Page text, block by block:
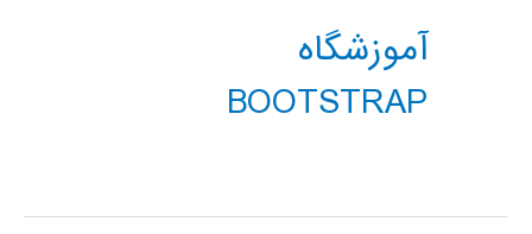
آموزشگاه
BOOTSTRAP